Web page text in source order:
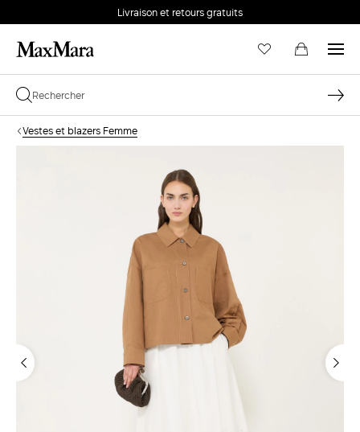
Livraison et retours gratuits
Vestes et blazers Femme